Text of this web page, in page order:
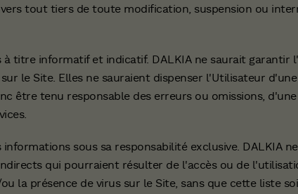
tout tiers de toute modification, suspension ou
titre informatif et indicatif. DALKIA ne saurait garantir
le Site. Elles ne sauraient dispenser l'Utilisateur
être tenu responsable des erreurs ou omissions,
sous sa responsabilité exclusive. DALKIA
qui pourraient résulter de l'accès ou de
la présence de virus sur le Site, sans que cette liste